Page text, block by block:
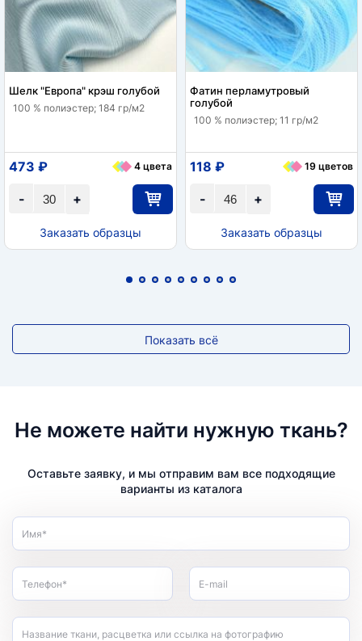
Шелк "Европа" крэш голубой
100 % полиэстер; 184 гр/м2
+
-
473 ₽ 4 цвета
Заказать образцы
Фатин перламутровый
голубой
100 % полиэстер; 11 гр/м2
+
-
118 ₽ 19 цветов
Заказать образцы
Показать всё
Не можете найти нужную ткань?
Оставьте заявку, и мы отправим вам все подходящие
варианты из каталога
Имя*
Телефон* E-mail
Название ткани, расцветка или ссылка на фотографию